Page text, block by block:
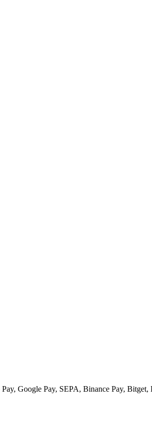
Google Pay, SEPA, Binance Pay,